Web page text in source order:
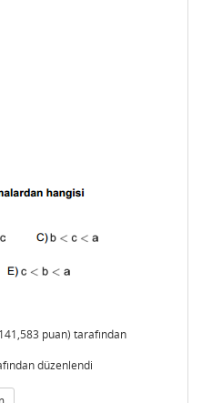
puan) tarafından
düzenlendi